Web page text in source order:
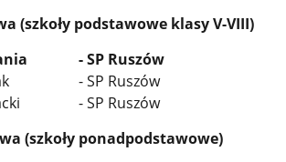
(szkoły podstawowe klasy V-VIII)
- SP Ruszów
- SP Ruszów
- SP Ruszów
(szkoły ponadpodstawowe)